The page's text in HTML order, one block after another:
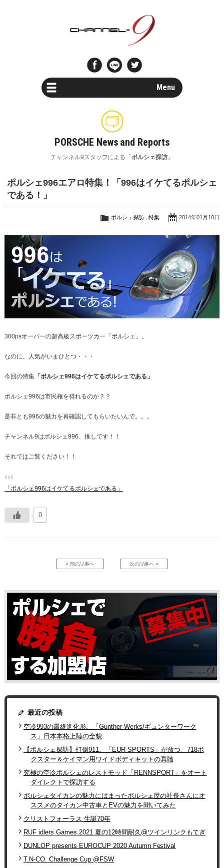
Menu
Special Shops
Maintenance
Report
ポルシェ探訪
PORSCHE News and Reports
チャンネル9スタッフによる「ポルシェ探訪 」
ポルシェ996エアロ特集！「996はイケてるポルシェ
である！」
2014年01月10日
ポルシェ探訪 ,特集
300psオーバーの超高級スポーツカー「ポルシェ」。
なのに、人気がいまひとつ・・・
今回の特集「ポルシェ996はイケてるポルシェである」
ポルシェ996は市民権を得れるのか？？
是非とも996の魅力を再確認してもらいたいんで。。。
チャンネル9はポルシェ996、推しです！！
それではご覧ください！！
↓↓↓
「ポルシェ996はイケてるポルシェである」
0
« 前の記事へ 次の記事へ »
最近の投稿
空冷993の最終進化形。「Gunther Werks/ギュンターワーク
ス」日本本格上陸の全貌
【ポルシェ探訪】打倒911。「EUR SPORTS」が放つ、718ボ
クスター＆ケイマン用ワイドボディキットの真髄
究極の空冷ポルシェのレストモッド「RENNSPORT」をオート
ダイレクトで探訪する
ポルシェタイカンの魅力にはまったポルシェ屋の社長さんにオ
ススメのタイカン中古車とEVの魅力を聞いてみた
クリストフォーラス 生誕70年
RUF idlers Games 2021 夏の12時間耐久@ツインリンクもてぎ
DUNLOP presents EUROCUP 2020 Autumn Festival
T.N-CO. Challenge Cup @FSW